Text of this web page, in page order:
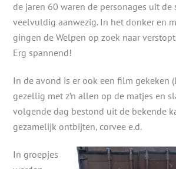
de jaren 60 waren de personages uit
veelvuldig aanwezig. In het donker en
gingen de Welpen op zoek naar
Erg spannend!
In de avond is er ook een film gekeken
gezellig met z’n allen op de matjes en
volgende dag bestond uit de bekende
gezamelijk ontbijten, corvee e.d.
In groepjes